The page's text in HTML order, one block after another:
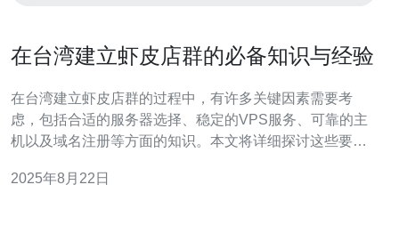
在台湾建立虾皮店群的必备知识与经验
在台湾建立虾皮店群的过程中，有许多关键因素需要考
虑，包括合适的服务器选择、稳定的VPS服务、可靠的主
机以及域名注册等方面的知识。本文将详细探讨这些要
利开启虾皮店群的运营之路。 选择合适的服务器 要在台湾
2025年8月22日